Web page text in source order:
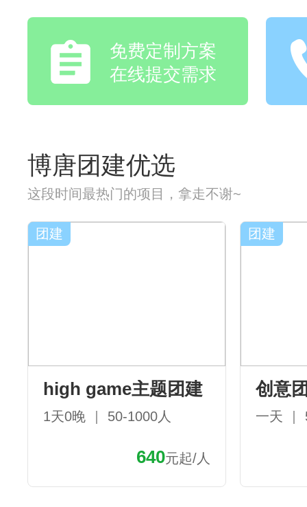
免费定制方案
在线提交需求
博唐团建优选
这段时间最热门的项目，拿走不谢~
团建
high game主题团建
1天0晚 ｜ 50-1000人
640元起/人
团建
创意
一天 ｜